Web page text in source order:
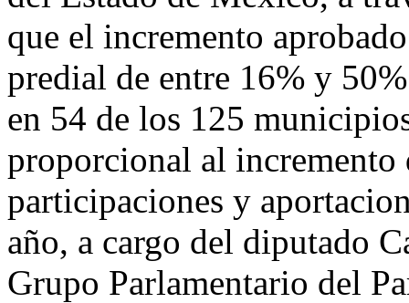
que el incremento
predial de entre 16% y
en 54 de los 125
proporcional al
participaciones y
año, a cargo del diputado
Grupo Parlamentario del